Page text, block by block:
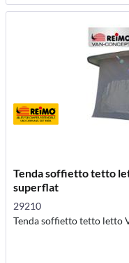
Tenda soffietto tetto
superflat
29210
Tenda soffietto tetto letto